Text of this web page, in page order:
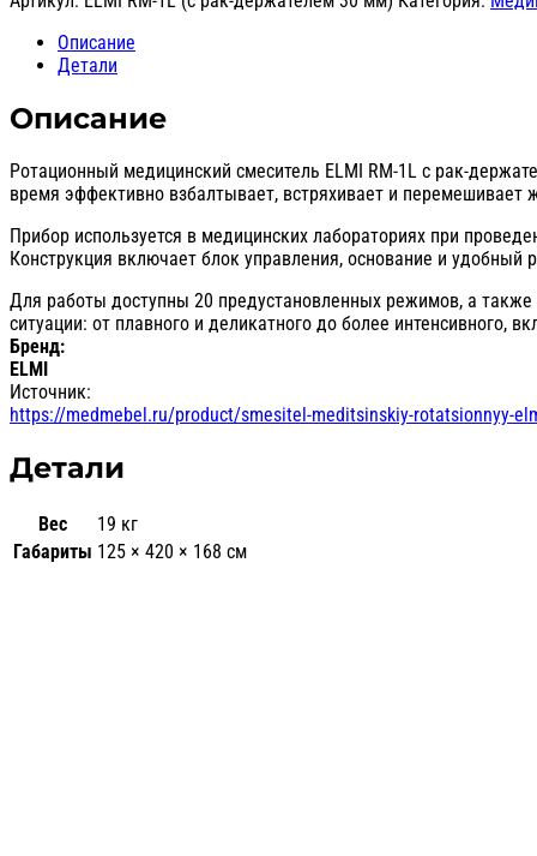
медицинский
ротационный
ELMI
1L
(с
держателем
30
мм)
Описание
Детали
Описание
Ротационный медицинский смеситель ELMI RM-1L с рак-
время эффективно взбалтывает, встряхивает и
Прибор используется в медицинских лабораториях при
Конструкция включает блок управления, основание и
Для работы доступны 20 предустановленных режимов, а
ситуации: от плавного и деликатного до более интенсивного,
Бренд:
ELMI
Источник:
https://medmebel.ru/product/smesitel-meditsinskiy-rotatsionnyy-
Детали
Вес
19 кг
Габариты 125 × 420 × 168 см